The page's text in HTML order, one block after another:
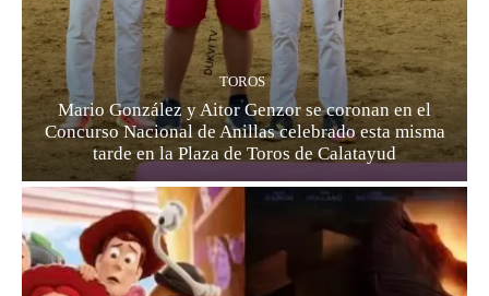
TOROS
Mario González y Aitor Genzor se coronan en el
Concurso Nacional de Anillas celebrado esta misma
tarde en la Plaza de Toros de Calatayud